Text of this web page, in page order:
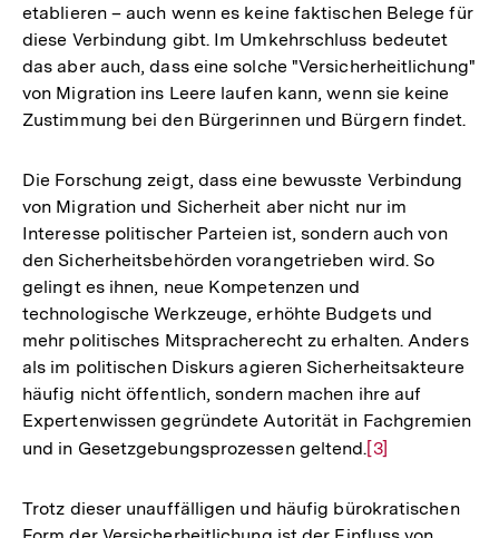
etablieren – auch wenn es keine faktischen Belege für
diese Verbindung gibt. Im Umkehrschluss bedeutet
das aber auch, dass eine solche "Versicherheitlichung"
von Migration ins Leere laufen kann, wenn sie keine
Zustimmung bei den Bürgerinnen und Bürgern findet.
Die Forschung zeigt, dass eine bewusste Verbindung
von Migration und Sicherheit aber nicht nur im
Interesse politischer Parteien ist, sondern auch von
den Sicherheitsbehörden vorangetrieben wird. So
gelingt es ihnen, neue Kompetenzen und
technologische Werkzeuge, erhöhte Budgets und
mehr politisches Mitspracherecht zu erhalten. Anders
als im politischen Diskurs agieren Sicherheitsakteure
häufig nicht öffentlich, sondern machen ihre auf
Expertenwissen gegründete Autorität in Fachgremien
und in Gesetzgebungsprozessen geltend.Zur
der
Fußnote
[3]
Trotz dieser unauffälligen und häufig bürokratischen